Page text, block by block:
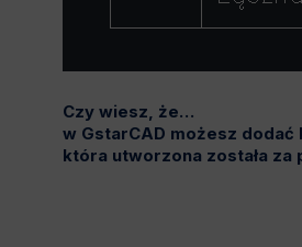
Czy wiesz, że…
w GstarCAD możesz
która utworzona została za